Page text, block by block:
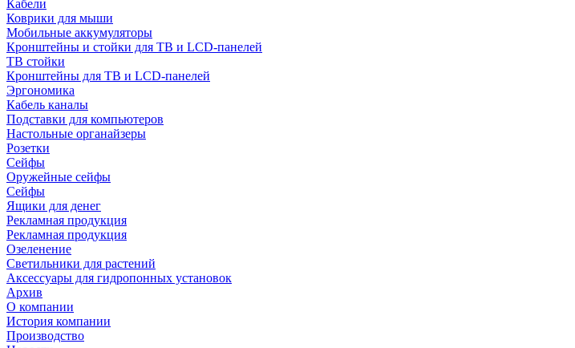
Кабели
Коврики для мыши
Мобильные аккумуляторы
Кронштейны и стойки для ТВ и LCD-панелей
ТВ стойки
Кронштейны для ТВ и LCD-панелей
Эргономика
Кабель каналы
Подставки для компьютеров
Настольные органайзеры
Розетки
Сейфы
Оружейные сейфы
Сейфы
Ящики для денег
Рекламная продукция
Рекламная продукция
Озеленение
Светильники для растений
Аксессуары для гидропонных установок
Архив
О компании
История компании
Производство